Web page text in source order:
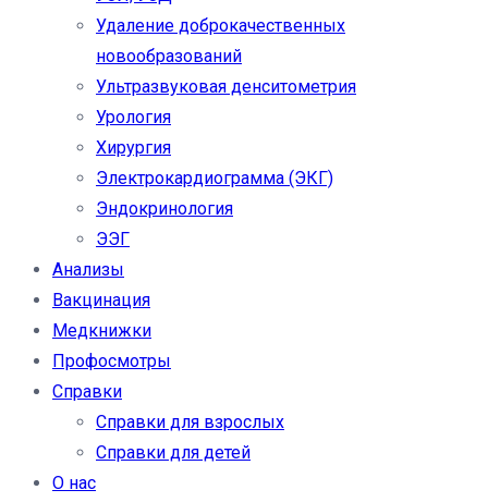
Удаление доброкачественных
новообразований
Ультразвуковая денситометрия
Урология
Хирургия
Электрокардиограмма (ЭКГ)
Эндокринология
ЭЭГ
Анализы
Вакцинация
Медкнижки
Профосмотры
Справки
Справки для взрослых
Справки для детей
О нас